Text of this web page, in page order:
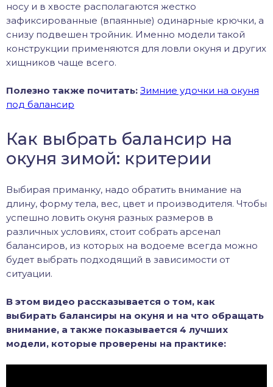
носу и в хвосте располагаются жестко
зафиксированные (впаянные) одинарные крючки, а
снизу подвешен тройник. Именно модели такой
конструкции применяются для ловли окуня и других
хищников чаще всего.
Полезно также почитать: Зимние удочки на окуня
под балансир
Как выбрать балансир на
окуня зимой: критерии
Выбирая приманку, надо обратить внимание на
длину, форму тела, вес, цвет и производителя. Чтобы
успешно ловить окуня разных размеров в
различных условиях, стоит собрать арсенал
балансиров, из которых на водоеме всегда можно
будет выбрать подходящий в зависимости от
ситуации.
В этом видео рассказывается о том, как
выбирать балансиры на окуня и на что обращать
внимание, а также показывается 4 лучших
модели, которые проверены на практике: